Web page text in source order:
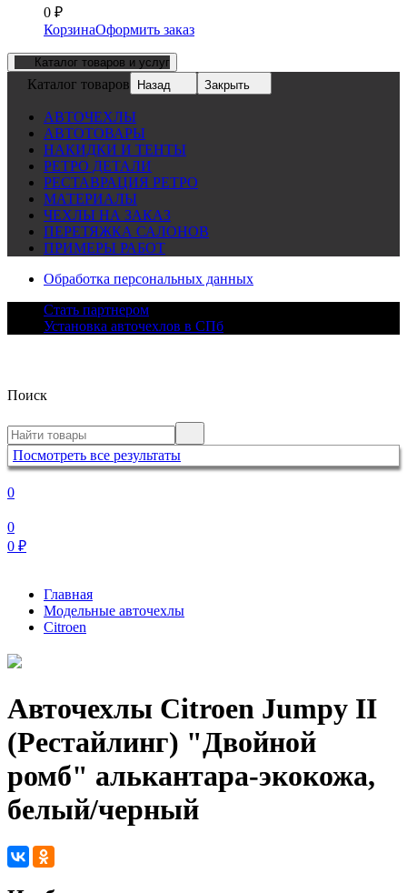
0 ₽
КорзинаОформить заказ
Каталог товаров и услуг
Каталог товаров Назад Закрыть
АВТОЧЕХЛЫ
АВТОТОВАРЫ
НАКИДКИ И ТЕНТЫ
РЕТРО ДЕТАЛИ
РЕСТАВРАЦИЯ РЕТРО
МАТЕРИАЛЫ
ЧЕХЛЫ НА ЗАКАЗ
ПЕРЕТЯЖКА САЛОНОВ
ПРИМЕРЫ РАБОТ
Обработка персональных данных
Стать партнером
Установка авточехлов в СПб
Поиск
Посмотреть все результаты
0
0
0 ₽
Главная
Модельные авточехлы
Citroen
Авточехлы Citroen Jumpy II
(Рестайлинг) "Двойной
ромб" алькантара-экокожа,
белый/черный